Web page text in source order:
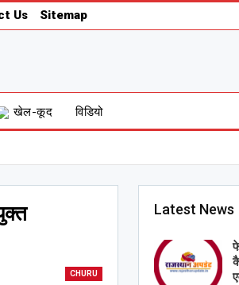
Us Sitemap
खेल-कूद विडियो
CHURU
Latest News